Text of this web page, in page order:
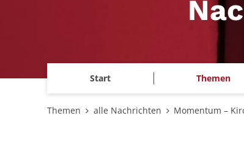
Start Themen
Themen alle Nachrichten Momentum –